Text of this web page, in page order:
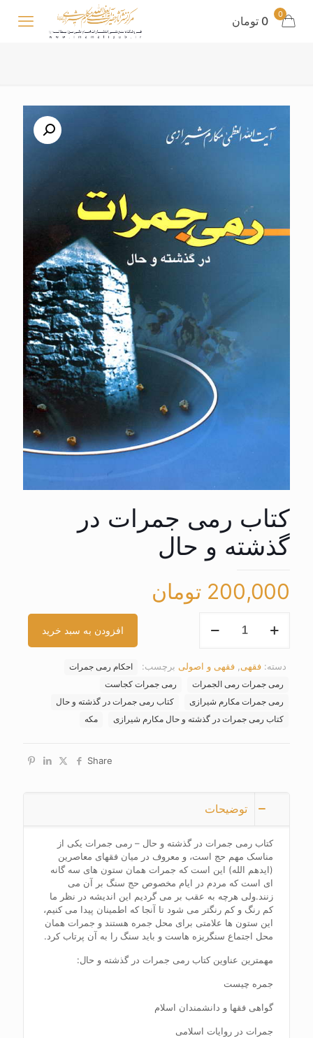
0 0 تومان
کتاب رمی جمرات در
گذشته و حال
200,000 تومان
رمی
گذشته
افزودن به سبد خرید
دسته: فقهی فقهی و اصولی برچسب:
احکام رمی جمرات
رمی جمرات رمی الجمرات
رمی جمرات کجاست
رمی جمرات مکارم شیرازی
کتاب رمی جمرات در گذشته و حال
کتاب رمی جمرات در گذشته و حال مکارم شیرازی
مکه
Share
توضیحات
کتاب رمی جمرات در گذشته و حال – رمی جمرات یکی از
مناسک مهم حج است، و معروف در میان فقهای معاصرین
(ایدهم الله) این است که جمرات همان ستون های سه گانه
ای است که مردم در ایام مخصوص حج سنگ بر آن می
زنند.ولی هرچه به عقب بر می گردیم این اندیشه در نظر ما
کم رنگ و کم رنگتر می شود تا آنجا که اطمینان پیدا می کنیم،
این ستون ها علامتی برای محل جمره هستند و جمرات همان
محل اجتماع سنگریزه هاست و باید سنگ را به آن پرتاب کرد.
مهمترین عناوین کتاب رمی جمرات در گذشته و حال:
جمره چیست
گواهی فقها و دانشمندان اسلام
جمرات در روایات اسلامی